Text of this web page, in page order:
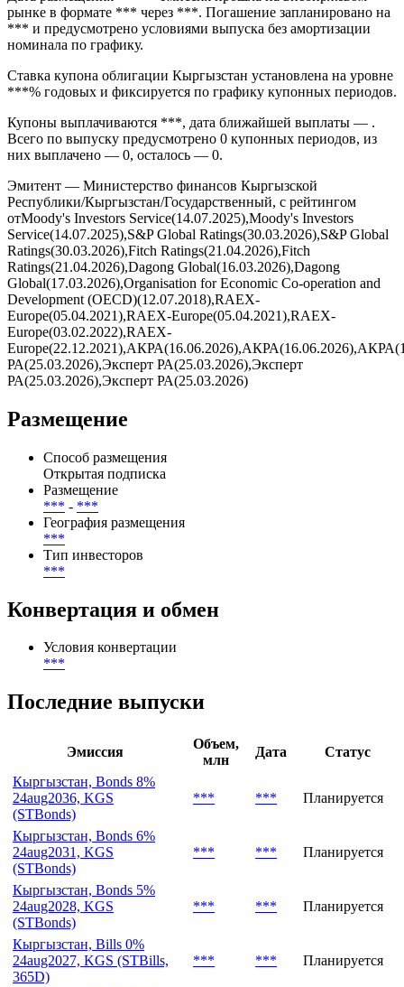
рынке в формате *** через ***. Погашение запланировано на
*** и предусмотрено условиями выпуска без амортизации
номинала по графику.
Ставка купона облигации Кыргызстан установлена на уровне
***% годовых и фиксируется по графику купонных периодов.
Купоны выплачиваются ***, дата ближайшей выплаты — .
Всего по выпуску предусмотрено 0 купонных периодов, из
них выплачено — 0, осталось — 0.
Эмитент — Министерство финансов Кыргызской
Республики/Кыргызстан/Государственный, с рейтингом
отMoody's Investors Service(14.07.2025),Moody's Investors
Service(14.07.2025),S&P Global Ratings(30.03.2026),S&P Global
Ratings(30.03.2026),Fitch Ratings(21.04.2026),Fitch
Ratings(21.04.2026),Dagong Global(16.03.2026),Dagong
Global(17.03.2026),Organisation for Economic Co-operation and
Development (OECD)(12.07.2018),RAEX-
Europe(05.04.2021),RAEX-Europe(05.04.2021),RAEX-
Europe(03.02.2022),RAEX-
РА(25.03.2026),Эксперт РА(25.03.2026),Эксперт
РА(25.03.2026),Эксперт РА(25.03.2026)
Размещение
Способ размещения
Открытая подписка
Размещение
*** - ***
География размещения
***
Тип инвесторов
***
Конвертация и обмен
Условия конвертации
***
Последние выпуски
Эмиссия
Объем,
млн
Дата
Статус
Кыргызстан, Bonds 8%
24aug2036, KGS
(STBonds)
*** *** Планируется
Кыргызстан, Bonds 6%
24aug2031, KGS
(STBonds)
*** *** Планируется
Кыргызстан, Bonds 5%
24aug2028, KGS
(STBonds)
*** *** Планируется
Кыргызстан, Bills 0%
24aug2027, KGS (STBills,
365D)
*** *** Планируется